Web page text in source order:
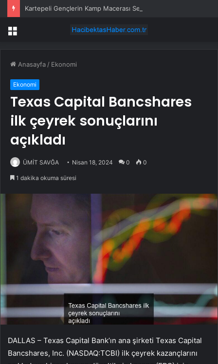
Kartepeli Gençlerin Kamp Macerası Sertifikayla Taçlandı
Menü
Anasayfa / Ekonomi
Ekonomi
Texas Capital Bancshares
ilk çeyrek sonuçlarını
açıkladı
ÜMİT SAVĞA Nisan 18, 2024 0 0
1 dakika okuma süresi
DALLAS – Texas Capital Bank’ın ana şirketi Texas Capital
Bancshares, Inc. (NASDAQ:TCBI) ilk çeyrek kazançlarını